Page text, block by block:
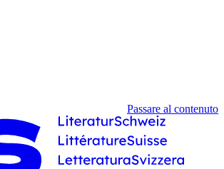
Passare al contenuto